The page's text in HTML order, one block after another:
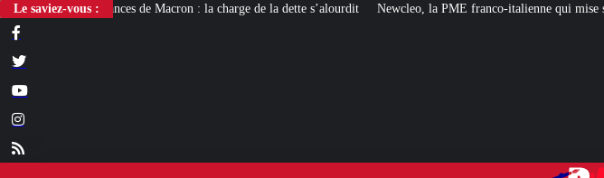
Le saviez-vous :
Macron : la charge de la dette s’alourdit Newcleo, la PME franco-italienne qui mise sur l’avenir du « mini